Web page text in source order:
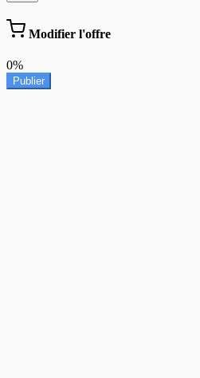
Modifier l'offre
0%
Publier